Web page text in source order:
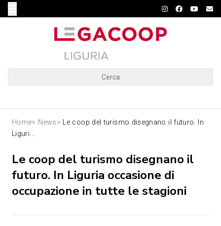
Cerca
Home> News> Le coop del turismo disegnano il futuro. In
Liguri...
Le coop del turismo disegnano il
futuro. In Liguria occasione di
occupazione in tutte le stagioni